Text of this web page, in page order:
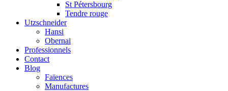
St Pétersbourg
Tendre rouge
Utzschneider
Hansi
Obernai
Professionnels
Contact
Blog
Faïences
Manufactures